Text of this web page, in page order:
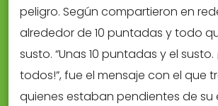
peligro. Según compartieron en
alrededor de 10 puntadas y todo
susto. “Unas 10 puntadas y el susto.
todos!”, fue el mensaje con el que
quienes estaban pendientes de su